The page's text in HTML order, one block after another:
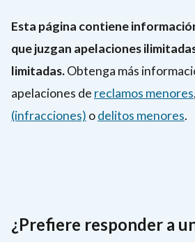
Esta página contiene
que juzgan apelaciones
limitadas.Obtenga más
apelaciones de reclamos menores,
(infracciones) odelitos menores.
¿Prefiere responder a